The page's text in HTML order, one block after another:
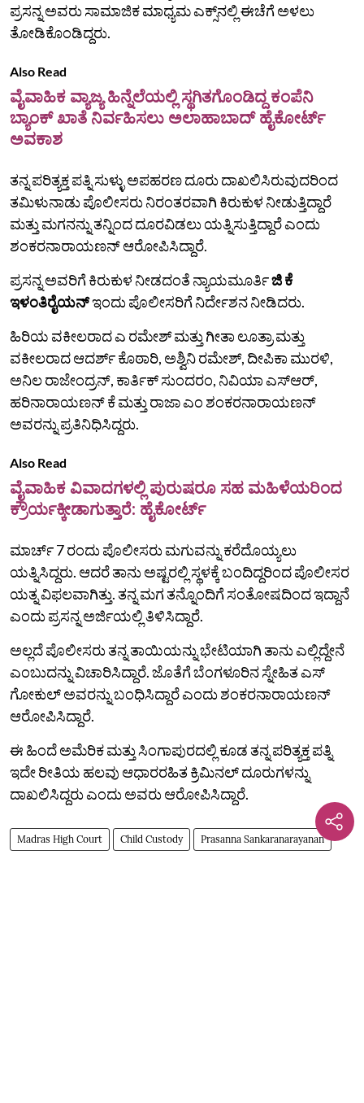
ಪ್ರಸನ್ನ ಅವರು ಸಾಮಾಜಿಕ ಮಾಧ್ಯಮ ಎಕ್ಸ್‌ನಲ್ಲಿ ಈಚೆಗೆ ಅಳಲು
ತೋಡಿಕೊಂಡಿದ್ದರು.
Also Read
ವೈವಾಹಿಕ ವ್ಯಾಜ್ಯ ಹಿನ್ನೆಲೆಯಲ್ಲಿ ಸ್ಥಗಿತಗೊಂಡಿದ್ದ ಕಂಪೆನಿ
ಬ್ಯಾಂಕ್ ಖಾತೆ ನಿರ್ವಹಿಸಲು ಅಲಾಹಾಬಾದ್ ಹೈಕೋರ್ಟ್
ಅವಕಾಶ
ತನ್ನ ಪರಿತ್ಯಕ್ತ ಪತ್ನಿ ಸುಳ್ಳು ಅಪಹರಣ ದೂರು ದಾಖಲಿಸಿರುವುದರಿಂದ
ತಮಿಳುನಾಡು ಪೊಲೀಸರು ನಿರಂತರವಾಗಿ ಕಿರುಕುಳ ನೀಡುತ್ತಿದ್ದಾರೆ
ಮತ್ತು ಮಗನನ್ನು ತನ್ನಿಂದ ದೂರವಿಡಲು ಯತ್ನಿಸುತ್ತಿದ್ದಾರೆ ಎಂದು
ಶಂಕರನಾರಾಯಣನ್ ಆರೋಪಿಸಿದ್ದಾರೆ.
ಪ್ರಸನ್ನ ಅವರಿಗೆ ಕಿರುಕುಳ ನೀಡದಂತೆ ನ್ಯಾಯಮೂರ್ತಿಜಿ ಕೆ
ಇಳಂತಿರೈಯನ್ಇಂದು ಪೊಲೀಸರಿಗೆ ನಿರ್ದೇಶನ ನೀಡಿದರು.
ಹಿರಿಯ ವಕೀಲರಾದ ಎ ರಮೇಶ್ ಮತ್ತು ಗೀತಾ ಲೂತ್ರಾ ಮತ್ತು
ವಕೀಲರಾದ ಆದರ್ಶ್ ಕೊಠಾರಿ, ಅಶ್ವಿನಿ ರಮೇಶ್, ದೀಪಿಕಾ ಮುರಳಿ,
ಅನಿಲ ರಾಜೇಂದ್ರನ್, ಕಾರ್ತಿಕ್ ಸುಂದರಂ, ನಿವಿಯಾ ಎಸ್‌ಆರ್,
ಹರಿನಾರಾಯಣನ್ ಕೆ ಮತ್ತು ರಾಜಾ ಎಂ ಶಂಕರನಾರಾಯಣನ್
ಅವರನ್ನು ಪ್ರತಿನಿಧಿಸಿದ್ದರು.
Also Read
ವೈವಾಹಿಕ ವಿವಾದಗಳಲ್ಲಿ ಪುರುಷರೂ ಸಹ ಮಹಿಳೆಯರಿಂದ
ಕ್ರೌರ್ಯಕ್ಕೀಡಾಗುತ್ತಾರೆ: ಹೈಕೋರ್ಟ್‌
ಮಾರ್ಚ್ 7 ರಂದು ಪೊಲೀಸರು ಮಗುವನ್ನು ಕರೆದೊಯ್ಯಲು
ಯತ್ನಿಸಿದ್ದರು. ಆದರೆ ತಾನು ಅಷ್ಟರಲ್ಲಿ ಸ್ಥಳಕ್ಕೆ ಬಂದಿದ್ದರಿಂದ ಪೊಲೀಸರ
ಯತ್ನ ವಿಫಲವಾಗಿತ್ತು. ತನ್ನ ಮಗ ತನ್ನೊಂದಿಗೆ ಸಂತೋಷದಿಂದ ಇದ್ದಾನೆ
ಎಂದು ಪ್ರಸನ್ನ ಅರ್ಜಿಯಲ್ಲಿ ತಿಳಿಸಿದ್ದಾರೆ.
ಅಲ್ಲದೆ ಪೊಲೀಸರು ತನ್ನ ತಾಯಿಯನ್ನು ಭೇಟಿಯಾಗಿ ತಾನು ಎಲ್ಲಿದ್ದೇನೆ
ಎಂಬುದನ್ನು ವಿಚಾರಿಸಿದ್ದಾರೆ. ಜೊತೆಗೆ ಬೆಂಗಳೂರಿನ ಸ್ನೇಹಿತ ಎಸ್‌
ಗೋಕುಲ್‌ ಅವರನ್ನು ಬಂಧಿಸಿದ್ದಾರೆ ಎಂದು ಶಂಕರನಾರಾಯಣನ್‌
ಆರೋಪಿಸಿದ್ದಾರೆ.
ಈ ಹಿಂದೆ ಅಮೆರಿಕ ಮತ್ತು ಸಿಂಗಾಪುರದಲ್ಲಿ ಕೂಡ ತನ್ನ ಪರಿತ್ಯಕ್ತ ಪತ್ನಿ
ಇದೇ ರೀತಿಯ ಹಲವು ಆಧಾರರಹಿತ ಕ್ರಿಮಿನಲ್ ದೂರುಗಳನ್ನು
ದಾಖಲಿಸಿದ್ದರು ಎಂದು ಅವರು ಆರೋಪಿಸಿದ್ದಾರೆ.
Madras High Court Child Custody Prasanna Sankaranarayanan